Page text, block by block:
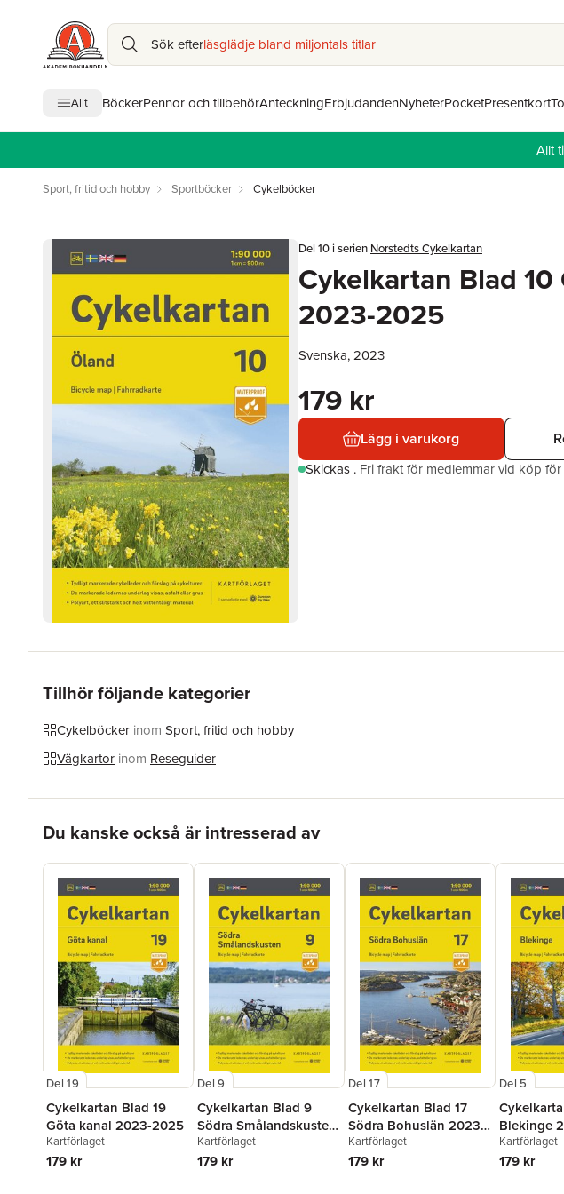
Sök efterläsglädje bland miljontals titlar
Allt BöckerPennor och tillbehörAnteckningErbjudandenNyheterPocketPresentkort
Allt
Sport, fritid och hobby Sportböcker Cykelböcker
Del 10 i serien Norstedts Cykelkartan
Cykelkartan Blad 10
2023-2025
Svenska, 2023
179 kr
Lägg i varukorg
Skickas . Fri frakt för medlemmar vid köp
Tillhör följande kategorier
Cykelböcker inom Sport, fritid och hobby
Vägkartor inom Reseguider
Du kanske också är intresserad av
Del 19
Cykelkartan Blad 19
Göta kanal 2023-2025
Kartförlaget
179 kr
Del 9
Cykelkartan Blad 9
Södra Smålandskusten
2023-2025
Kartförlaget
179 kr
Del 17
Cykelkartan Blad 17
Södra Bohuslän 2023-
2025
Kartförlaget
179 kr
Del 5
Blekinge
Kartförlaget
179 kr